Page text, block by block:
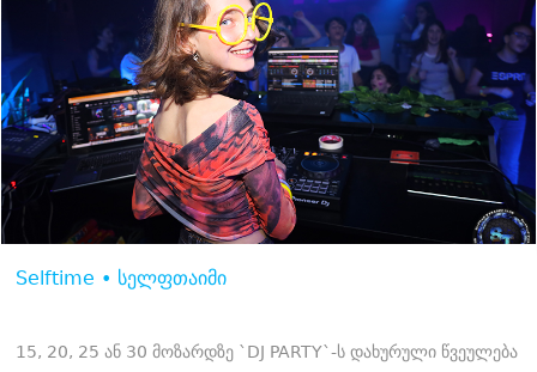
Selftime • სელფთაიმი
15, 20, 25 ან 30 მოზარდზე `DJ PARTY`-ს დახურული წვეულება